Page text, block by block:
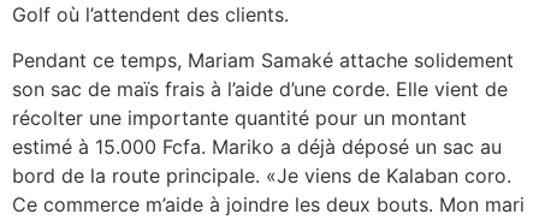
Golf où l’attendent des clients.
Pendant ce temps, Mariam Samaké attache solidement
son sac de maïs frais à l’aide d’une corde. Elle vient de
récolter une importante quantité pour un montant
estimé à 15.000 Fcfa. Mariko a déjà déposé un sac au
bord de la route principale. «Je viens de Kalaban coro.
Ce commerce m’aide à joindre les deux bouts. Mon mari